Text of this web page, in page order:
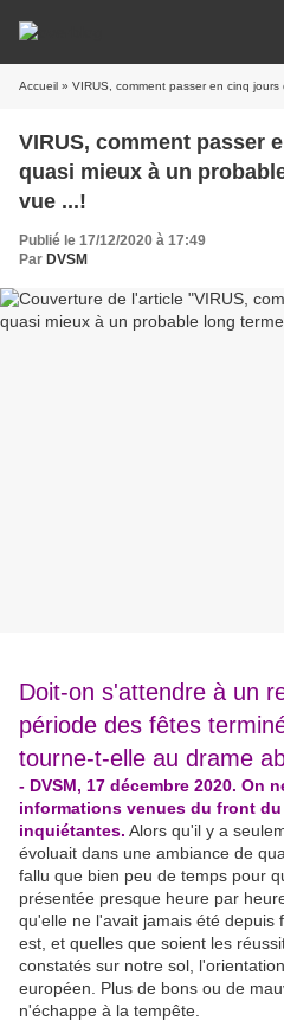
Accueil » VIRUS, comment passer en cinq jours d'un
VIRUS, comment passer
quasi mieux à un
vue ...!
Publié le 17/12/2020 à 17:49
Par DVSM
Doit-on s'attendre à un
période des fêtes
tourne-t-elle au drame
- DVSM, 17 décembre 2020. On
informations venues du front
inquiétantes. Alors qu'il y a
évoluait dans une ambiance de
fallu que bien peu de temps pour
présentée presque heure par
qu'elle ne l'avait jamais été depuis
est, et quelles que soient les
constatés sur notre sol,
européen. Plus de bons ou de
n'échappe à la tempête.